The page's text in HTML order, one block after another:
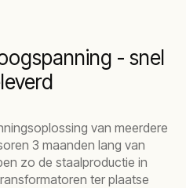
- snel
van meerdere
3 maanden lang van
zo de staalproductie in
ter plaatse